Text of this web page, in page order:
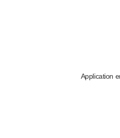
Application